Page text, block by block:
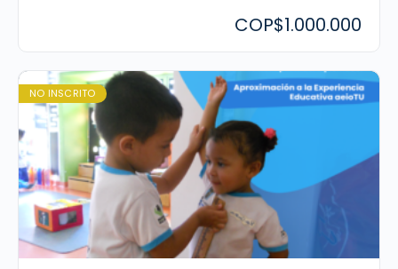
COP$1.000.000
NO INSCRITO